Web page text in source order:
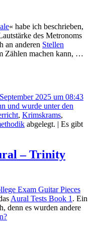
« habe ich beschrieben,
des Metronoms
an anderen Stellen
Zählen machen kann, …
2025 um 08:43
und wurde unter den
, Krimskrams,
abgelegt. | Es gibt
– Trinity
Exam Guitar Pieces
Aural Tests Book 1 . Ein
denn es wurden andere